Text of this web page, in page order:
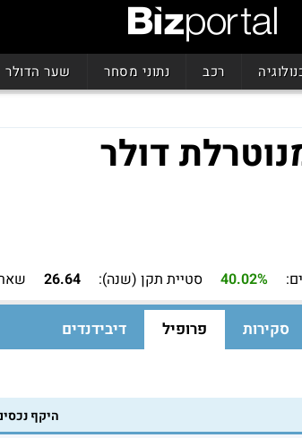
רכב נתוני מסחר שער הדולר
40.02% סטיית תקן (שנה): 26.64
סקירות פרופיל דיבידנדים
היקף